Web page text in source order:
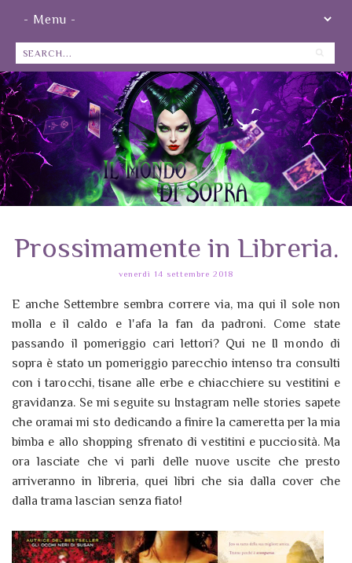
Prossimamente in Libreria.
venerdì 14 settembre 2018
E anche Settembre sembra correre via, ma qui il sole non
molla e il caldo e l'afa la fan da padroni. Come state
passando il pomeriggio cari lettori? Qui ne Il mondo di
sopra è stato un pomeriggio parecchio intenso tra consulti
con i tarocchi, tisane alle erbe e chiacchiere su vestitini e
gravidanza. Se mi seguite su Instagram nelle stories sapete
che oramai mi sto dedicando a finire la cameretta per la mia
bimba e allo shopping sfrenato di vestitini e pucciosità. Ma
ora lasciate che vi parli delle nuove uscite che presto
arriveranno in libreria, quei libri che sia dalla cover che
dalla trama lascian senza fiato!